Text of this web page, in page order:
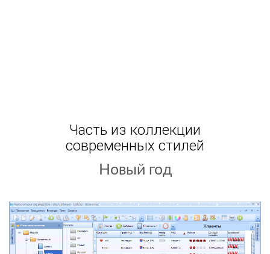
Часть из коллекции
современных стилей
Светлый фон